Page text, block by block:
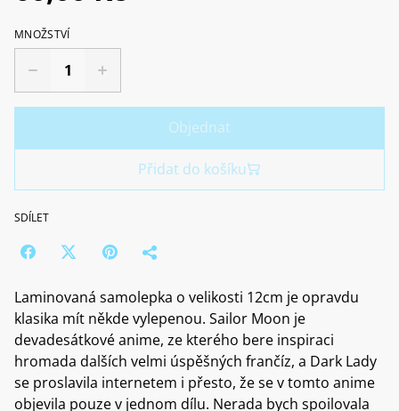
MNOŽSTVÍ
Objednat
Přidat do košíku
SDÍLET
Laminovaná samolepka o velikosti 12cm je opravdu
klasika mít někde vylepenou. Sailor Moon je
devadesátkové anime, ze kterého bere inspiraci
hromada dalších velmi úspěšných frančíz, a Dark Lady
se proslavila internetem i přesto, že se v tomto anime
objevila pouze v jednom dílu. Nerada bych spoilovala